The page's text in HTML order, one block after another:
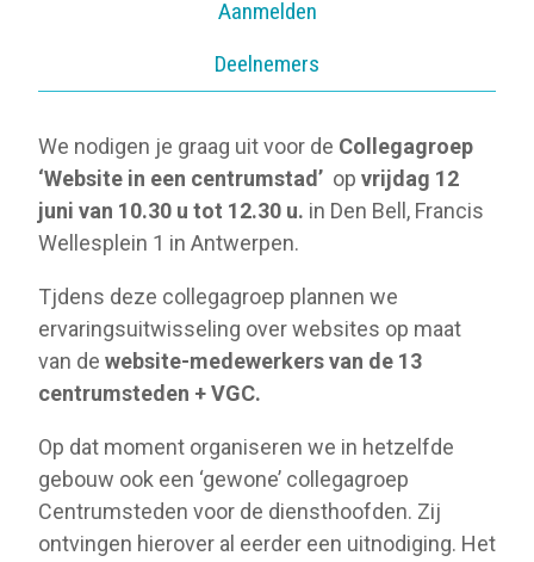
Aanmelden
Deelnemers
We nodigen je graag uit voor de Collegagroep
‘Website in een centrumstad’ op vrijdag 12
juni van 10.30 u tot 12.30 u. in Den Bell, Francis
Wellesplein 1 in Antwerpen.
Tjdens deze collegagroep plannen we
ervaringsuitwisseling over websites op maat
van de website-medewerkers van de 13
centrumsteden + VGC.
Op dat moment organiseren we in hetzelfde
gebouw ook een ‘gewone’ collegagroep
Centrumsteden voor de diensthoofden. Zij
ontvingen hierover al eerder een uitnodiging. Het